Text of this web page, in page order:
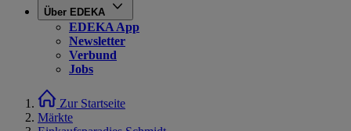
Über EDEKA
EDEKA App
Newsletter
Verbund
Jobs
Zur Startseite
Märkte